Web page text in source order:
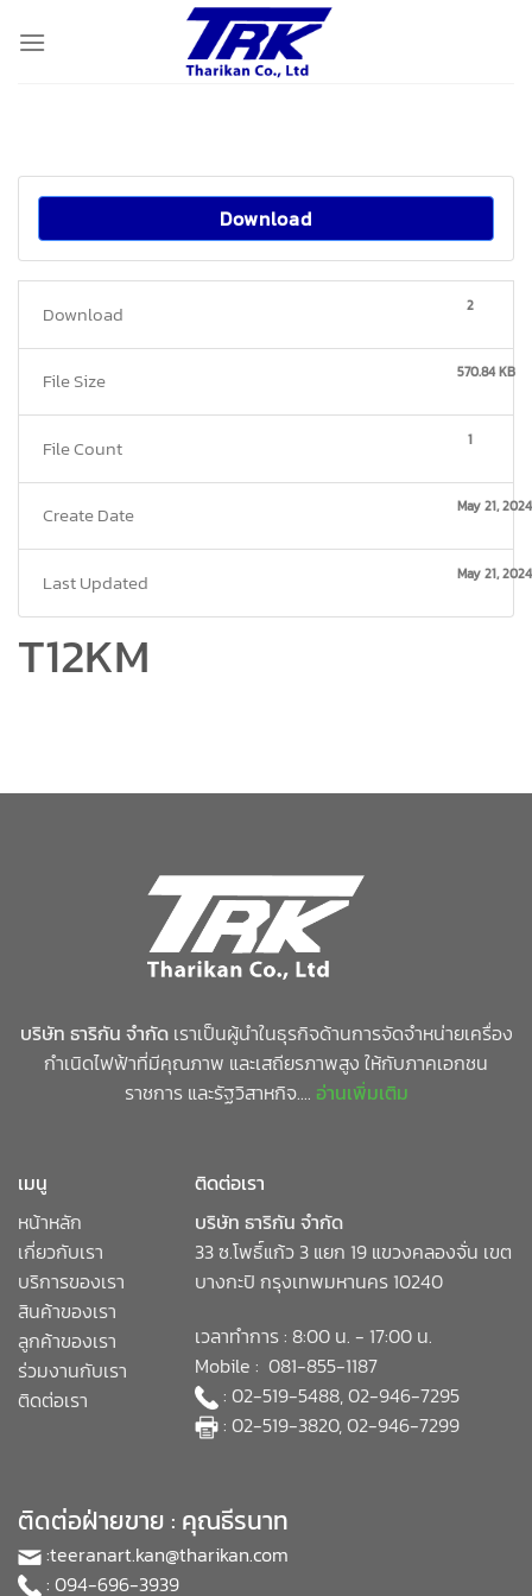
Download
Download 2
File Size 570.84 KB
File Count 1
Create Date May 21, 2024
Last Updated May 21, 2024
T12KM
บริษัท ธาริกัน จำกัดเราเป็นผู้นำในธุรกิจด้านการจัดจำหน่ายเครื่อง
กำเนิดไฟฟ้าที่มีคุณภาพ และเสถียรภาพสูง ให้กับภาคเอกชน
ราชการ และรัฐวิสาหกิจ.... อ่านเพิ่มเติม
เมนู
หน้าหลัก
เกี่ยวกับเรา
บริการของเรา
สินค้าของเรา
ลูกค้าของเรา
ร่วมงานกับเรา
ติดต่อเรา
ติดต่อเรา
บริษัท ธาริกัน จำกัด
33 ซ.โพธิ์แก้ว 3 แยก 19 แขวงคลองจั่น เขต
บางกะปิ กรุงเทพมหานคร 10240
เวลาทำการ : 8:00 น. - 17:00 น.
Mobile : 081-855-1187
: 02-519-5488, 02-946-7295
: 02-519-3820, 02-946-7299
ติดต่อฝ่ายขาย : คุณธีรนาท
:teeranart.kan@tharikan.com
: 094-696-3939